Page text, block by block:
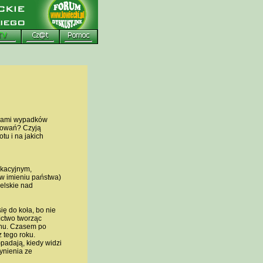
wypadków
Czyją
i na jakich
imieniu państwa)
nad
do koła, bo nie
tworząc
Czasem po
tego roku.
kiedy widzi
ze